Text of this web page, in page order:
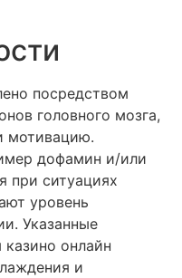
посредством
головного мозга,
мотивацию.
дофамин и/или
при ситуациях
уровень
Указанные
онлайн
и